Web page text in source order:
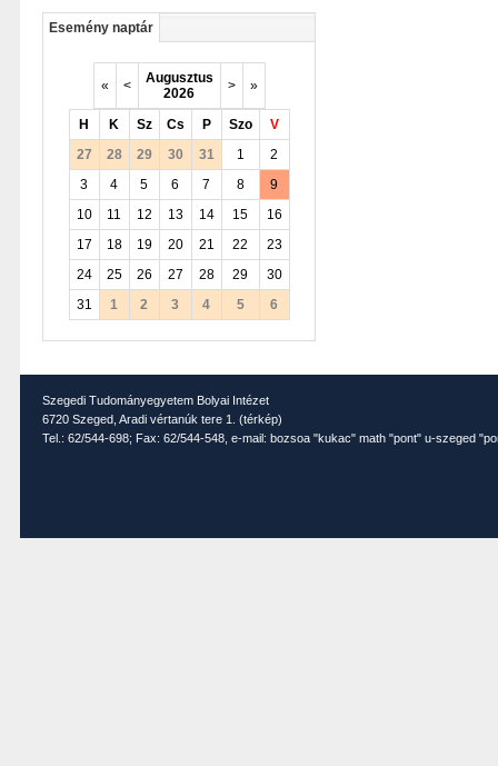
Esemény naptár
« <
Augusztus
2026
> »
H K Sz Cs P Szo
V
27
28 29 30 31 1
2
3
4 5 6 7 8
9
10
11 12 13 14 15
16
17
18 19 20 21 22
23
24
25 26 27 28 29
30
31
1 2 3 4 5 6
Szegedi Tudományegyetem Bolyai Intézet
6720 Szeged, Aradi vértanúk tere 1. (térkép)
Tel.: 62/544-698; Fax: 62/544-548, e-mail: bozsoa "kukac" math "pont" u-szeged